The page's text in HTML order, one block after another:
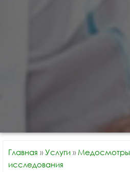
Главная » Услуги » Медосмотры
исследования